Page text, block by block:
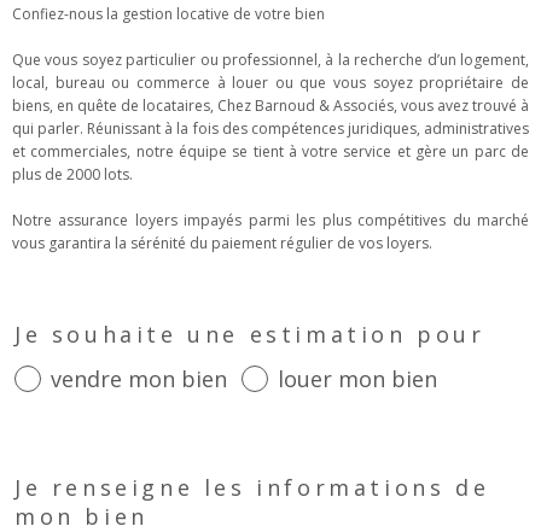
Confiez-nous la gestion locative de votre bien
Que vous soyez particulier ou professionnel, à la recherche d’un logement,
local, bureau ou commerce à louer ou que vous soyez propriétaire de
biens, en quête de locataires, Chez Barnoud & Associés, vous avez trouvé à
qui parler. Réunissant à la fois des compétences juridiques, administratives
et commerciales, notre équipe se tient à votre service et gère un parc de
plus de 2000 lots.
Notre assurance loyers impayés parmi les plus compétitives du marché
vous garantira la sérénité du paiement régulier de vos loyers.
par
défaut
Je souhaite une estimation pour
vendre mon bien
louer mon bien
par
défaut
Je renseigne les informations de
mon bien